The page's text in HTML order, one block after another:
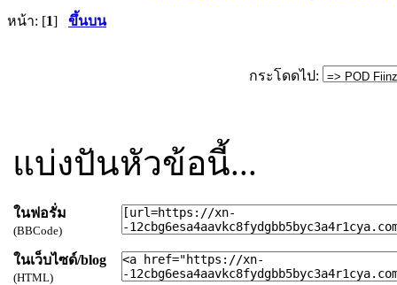
หน้า: [1] ขึ้นบน
กระโดดไป:
แบ่งปันหัวข้อนี้...
ในฟอรั่ม
(BBCode)
ในเว็บไซด์/blog
(HTML)